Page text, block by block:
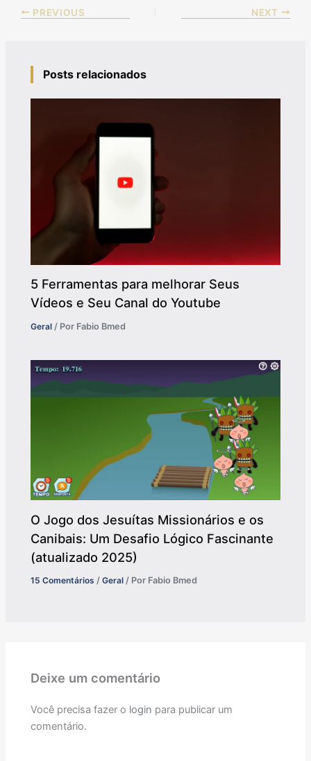
PREVIOUS NEXT
Posts relacionados
5 Ferramentas para melhorar Seus
Vídeos e Seu Canal do Youtube
Geral / Por Fabio Bmed
O Jogo dos Jesuítas Missionários e os
Canibais: Um Desafio Lógico Fascinante
(atualizado 2025)
15 Comentários /Geral / Por Fabio Bmed
Deixe um comentário
Você precisa fazer o login para publicar um
comentário.